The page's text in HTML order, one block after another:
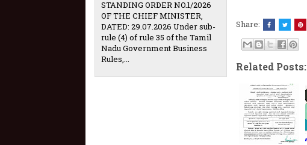
Share:
Related Posts:
STANDING ORDER NO.1/2026
OF THE CHIEF MINISTER,
DATED: 29.07.2026 Under sub-
rule (4) of rule 35 of the Tamil
Nadu Government Business
Rules,...